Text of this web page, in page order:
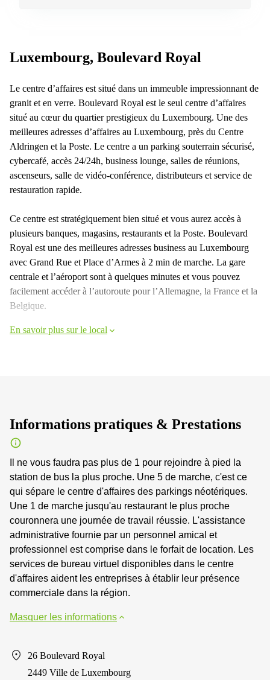
Luxembourg, Boulevard Royal
Le centre d’affaires est situé dans un immeuble impressionnant de
granit et en verre. Boulevard Royal est le seul centre d’affaires
situé au cœur du quartier prestigieux du Luxembourg. Une des
meilleures adresses d’affaires au Luxembourg, près du Centre
Aldringen et la Poste. Le centre a un parking souterrain sécurisé,
cybercafé, accès 24/24h, business lounge, salles de réunions,
ascenseurs, salle de vidéo-conférence, distributeurs et service de
restauration rapide.
Ce centre est stratégiquement bien situé et vous aurez accès à
plusieurs banques, magasins, restaurants et la Poste. Boulevard
Royal est une des meilleures adresses business au Luxembourg
avec Grand Rue et Place d’Armes à 2 min de marche. La gare
centrale et l’aéroport sont à quelques minutes et vous pouvez
facilement accéder à l’autoroute pour l’Allemagne, la France et la
Belgique.
En savoir plus sur le local
Informations pratiques & Prestations
Il ne vous faudra pas plus de 1 pour rejoindre à pied la
station de bus la plus proche. Une 5 de marche, c'est ce
qui sépare le centre d'affaires des parkings néotériques.
Une 1 de marche jusqu'au restaurant le plus proche
couronnera une journée de travail réussie. L'assistance
administrative fournie par un personnel amical et
professionnel est comprise dans le forfait de location. Les
services de bureau virtuel disponibles dans le centre
d'affaires aident les entreprises à établir leur présence
commerciale dans la région.
Masquer les informations
26 Boulevard Royal
2449 Ville de Luxembourg